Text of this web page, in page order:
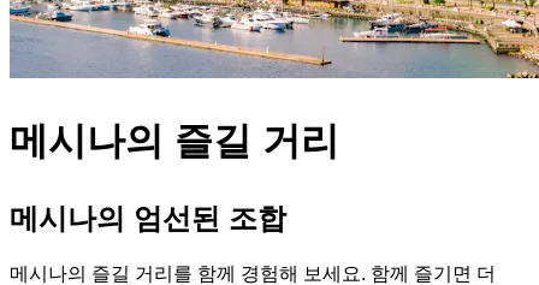
메시나의 즐길 거리
메시나의 엄선된 조합
메시나의 즐길 거리를 함께 경험해 보세요. 함께 즐기면 더